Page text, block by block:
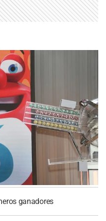
ganadores